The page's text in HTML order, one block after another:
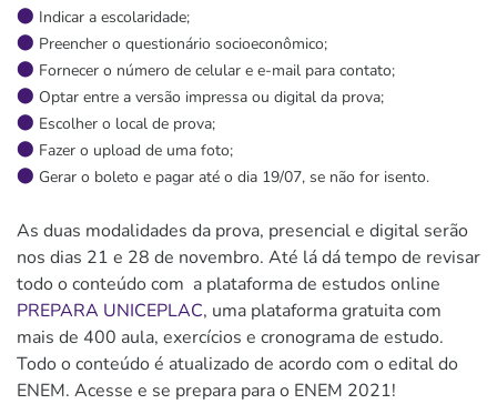
Indicar a escolaridade;
Preencher o questionário socioeconômico;
Fornecer o número de celular e e-mail para contato;
Optar entre a versão impressa ou digital da prova;
Escolher o local de prova;
Fazer o upload de uma foto;
Gerar o boleto e pagar até o dia 19/07, se não for isento.
As duas modalidades da prova, presencial e digital serão
nos dias 21 e 28 de novembro. Até lá dá tempo de revisar
todo o conteúdo com a plataforma de estudos online
PREPARA UNICEPLAC, uma plataforma gratuita com
mais de 400 aula, exercícios e cronograma de estudo.
Todo o conteúdo é atualizado de acordo com o edital do
ENEM. Acesse e se prepara para o ENEM 2021!